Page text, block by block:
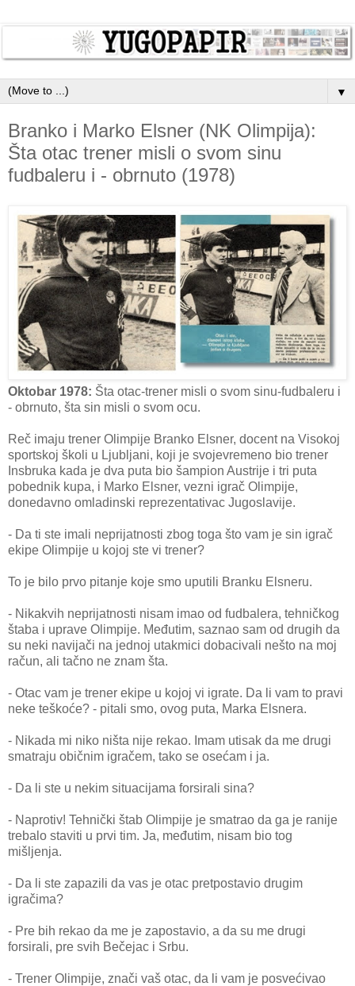
▼
Branko i Marko Elsner (NK Olimpija):
Šta otac trener misli o svom sinu
fudbaleru i - obrnuto (1978)
Oktobar 1978: Šta otac-trener misli o svom sinu-fudbaleru i
- obrnuto, šta sin misli o svom ocu.
Reč imaju trener Olimpije Branko Elsner, docent na Visokoj
sportskoj školi u Ljubljani, koji je svojevremeno bio trener
Insbruka kada je dva puta bio šampion Austrije i tri puta
pobednik kupa, i Marko Elsner, vezni igrač Olimpije,
donedavno omladinski reprezentativac Jugoslavije.
- Da ti ste imali neprijatnosti zbog toga što vam je sin igrač
ekipe Olimpije u kojoj ste vi trener?
To je bilo prvo pitanje koje smo uputili Branku Elsneru.
- Nikakvih neprijatnosti nisam imao od fudbalera, tehničkog
štaba i uprave Olimpije. Međutim, saznao sam od drugih da
su neki navijači na jednoj utakmici dobacivali nešto na moj
račun, ali tačno ne znam šta.
- Otac vam je trener ekipe u kojoj vi igrate. Da li vam to pravi
neke teškoće? - pitali smo, ovog puta, Marka Elsnera.
- Nikada mi niko ništa nije rekao. Imam utisak da me drugi
smatraju običnim igračem, tako se osećam i ja.
- Da li ste u nekim situacijama forsirali sina?
- Naprotiv! Tehnički štab Olimpije je smatrao da ga je ranije
trebalo staviti u prvi tim. Ja, međutim, nisam bio tog
mišljenja.
- Da li ste zapazili da vas je otac pretpostavio drugim
igračima?
- Pre bih rekao da me je zapostavio, a da su me drugi
forsirali, pre svih Bečejac i Srbu.
- Trener Olimpije, znači vaš otac, da li vam je posvećivao